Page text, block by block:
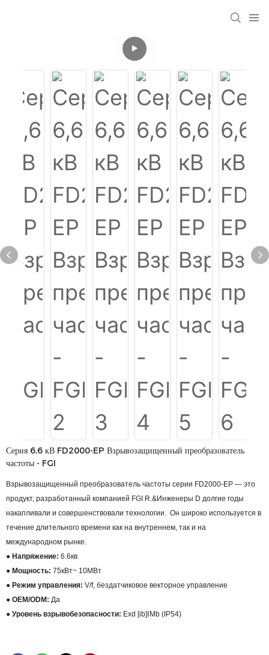
Серия 6,6 кВ FD2000-EP Взрывозащищенный преобразователь
частоты - FGI
Взрывозащищенный преобразователь частоты серии FD2000-EP — это
продукт, разработанный компанией FGI R.&Инженеры D долгие годы
накапливали и совершенствовали технологии. Он широко используется в
течение длительного времени как на внутреннем, так и на
международном рынке.
● Напряжение: 6.6кв
● Мощность: 75кВт~ 10МВт
● Режим управления: V/f, бездатчиковое векторное управление
● OEM/ODM: Да
● Уровень взрывобезопасности: Exd [ib]ⅠMb (IP54)